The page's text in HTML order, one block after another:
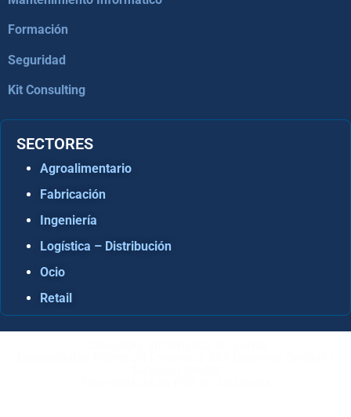
Formación
Seguridad
Kit Consulting
SECTORES
Agroalimentario
Fabricación
Ingeniería
Logística – Distribución
Ocio
Retail